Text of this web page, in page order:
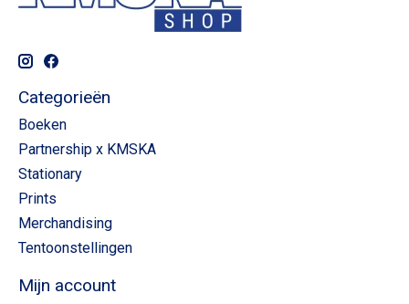
Categorieën
Boeken
Partnership x KMSKA
Stationary
Prints
Merchandising
Tentoonstellingen
Mijn account